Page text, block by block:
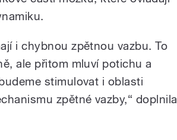
i chybnou zpětnou vazbu. To
ale přitom mluví potichu a
stimulovat i oblasti
zpětné vazby,“ doplnila